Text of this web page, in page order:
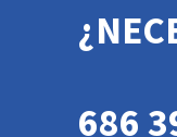
686